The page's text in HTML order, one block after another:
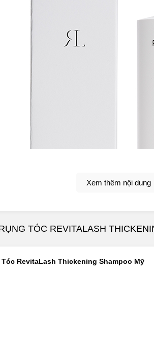
RevitaLash Thickening Shampoo
RevitaLash Thickening
Gội Trị Rụng Tóc RevitaLash
bỏ nhẹ nhàng tế bào chết trên da và cải
Xem thêm nội dung
TÓC REVITALASH
Tóc RevitaLash Thickening Shampoo Mỹ